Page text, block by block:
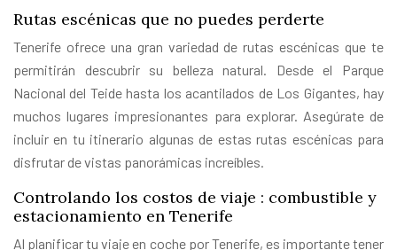
Rutas escénicas que no puedes perderte
Tenerife ofrece una gran variedad de rutas escénicas que te
permitirán descubrir su belleza natural. Desde el Parque
Nacional del Teide hasta los acantilados de Los Gigantes, hay
muchos lugares impresionantes para explorar. Asegúrate de
incluir en tu itinerario algunas de estas rutas escénicas para
disfrutar de vistas panorámicas increíbles.
Controlando los costos de viaje : combustible y
estacionamiento en Tenerife
Al planificar tu viaje en coche por Tenerife, es importante tener